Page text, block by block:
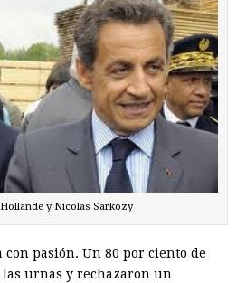
y Nicolas Sarkozy
pasión. Un 80 por ciento de
urnas y rechazaron un